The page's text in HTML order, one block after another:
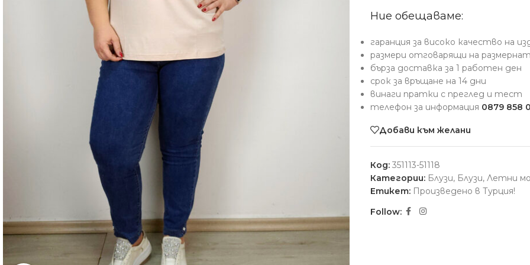
Ние обещаваме:
гаранция за високо качество на
размери отговарящи на
бърза доставка за 1 работен ден
срок за връщане на 14 дни
винаги пратки с преглед и тест
телефон за информация 0879 858
Добави към желани
Код: 351113-51118
Категории: Блузи, Блузи, Летни
Етикет: Произведено в Турция!
Follow: